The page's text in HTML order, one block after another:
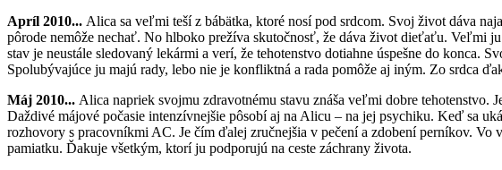
Apríl 2010... Alica sa veľmi teší z bábätka, ktoré nosí pod srdcom. Svoj život dáva
pôrode nemôže nechať. No hlboko prežíva skutočnosť, že dáva život dieťaťu. Veľmi
stav je neustále sledovaný lekármi a verí, že tehotenstvo dotiahne úspešne do
Spolubývajúce ju majú rady, lebo nie je konfliktná a rada pomôže aj iným. Zo srdca
Máj 2010... Alica napriek svojmu zdravotnému stavu znáša veľmi dobre tehotenstvo.
Daždivé májové počasie intenzívnejšie pôsobí aj na Alicu – na jej psychiku. Keď sa
rozhovory s pracovníkmi AC. Je čím ďalej zručnejšia v pečení a zdobení perníkov.
pamiatku. Ďakuje všetkým, ktorí ju podporujú na ceste záchrany života.